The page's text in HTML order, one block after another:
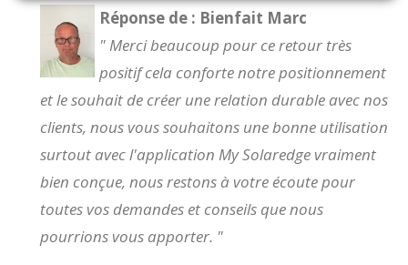
Réponse de : Bienfait Marc
" Merci beaucoup pour ce retour très
positif cela conforte notre positionnement
et le souhait de créer une relation durable avec nos
clients, nous vous souhaitons une bonne utilisation
surtout avec l'application My Solaredge vraiment
bien conçue, nous restons à votre écoute pour
toutes vos demandes et conseils que nous
pourrions vous apporter. "